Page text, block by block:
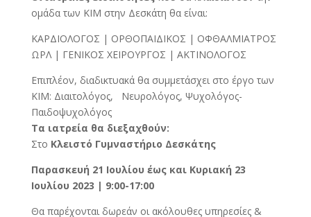
ομάδα των ΚΙΜ στην Δεσκάτη θα είναι:
ΚΑΡΔΙΟΛΟΓΟΣ | ΟΡΘΟΠΑΙΔΙΚΟΣ | ΟΦΘΑΛΜΙΑΤΡΟΣ
ΩΡΛ | ΓΕΝΙΚΟΣ ΧΕΙΡΟΥΡΓΟΣ | ΑΚΤΙΝΟΛΟΓΟΣ
Επιπλέον, διαδικτυακά θα συμμετάσχει στο έργο των
ΚΙΜ: Διαιτολόγος, Νευρολόγος, Ψυχολόγος-
Παιδοψυχολόγος
Τα ιατρεία θα διεξαχθούν:
Στο Κλειστό Γυμναστήριο Δεσκάτης
Παρασκευή 21 Ιουλίου έως και Κυριακή 23
Ιουλίου 2023 | 9:00-17:00
Θα παρέχονται δωρεάν οι ακόλουθες υπηρεσίες &